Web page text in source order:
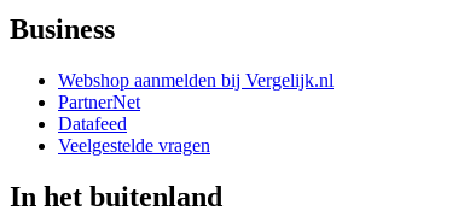
Business
Webshop aanmelden bij Vergelijk.nl
PartnerNet
Datafeed
Veelgestelde vragen
In het buitenland